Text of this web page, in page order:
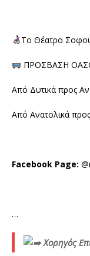
Το Θέατρο
ΠΡΟΣΒΑΣΗ
Από Δυτικά προς
Από Ανατολικά
Facebook Page:
…
Χορηγός